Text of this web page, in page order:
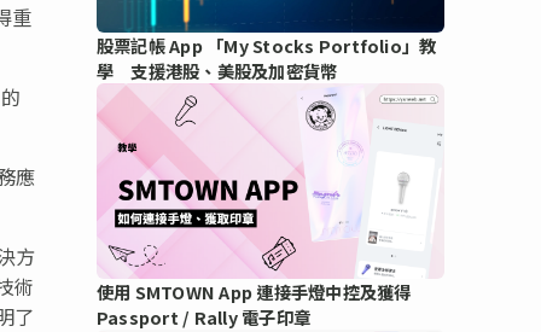
重
應
方
術
了
股票記帳 App 「My Stocks Portfolio」教
學 支援港股、美股及加密貨幣
使用 SMTOWN App 連接手燈中控及獲得
Passport / Rally 電子印章